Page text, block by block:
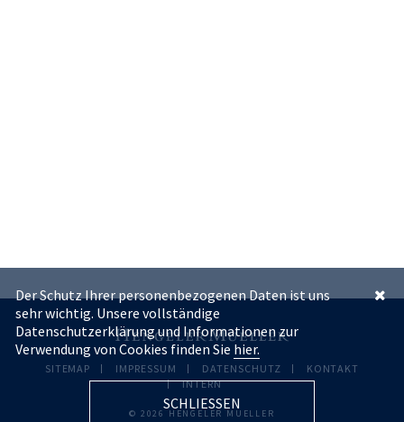
SITEMAP IMPRESSUM DATENSCHUTZ
KONTAKT
INTERN
© 2026 HENGELER MUELLER
Der Schutz Ihrer personenbezogenen Daten ist uns
sehr wichtig. Unsere vollständige
Datenschutzerklärung und Informationen zur
Verwendung von Cookies finden Sie hier.
SCHLIESSEN